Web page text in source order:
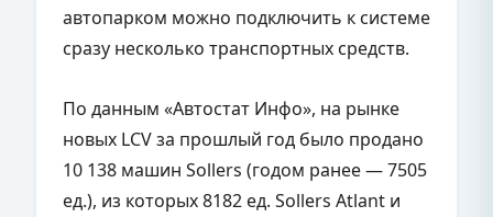
автопарком можно подключить к системе
сразу несколько транспортных средств.
По данным «Автостат Инфо», на рынке
новых LCV за прошлый год было продано
10 138 машин Sollers (годом ранее — 7505
ед.), из которых 8182 ед. Sollers Atlant и